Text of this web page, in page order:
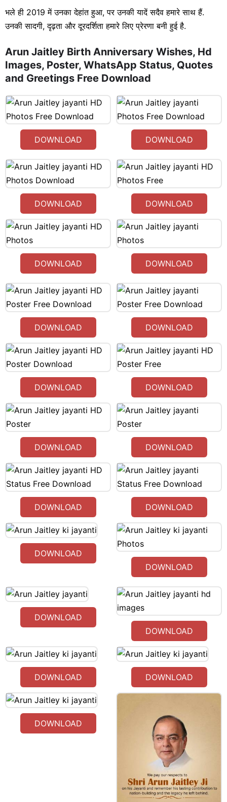
भले ही 2019 में उनका देहांत हुआ, पर उनकी यादें सदैव हमारे साथ हैं.
उनकी सादगी, दृढ़ता और दूरदर्शिता हमारे लिए प्रेरणा बनी हुई है.
Arun Jaitley Birth Anniversary Wishes, Hd
Images, Poster, WhatsApp Status, Quotes
and Greetings Free Download
DOWNLOAD DOWNLOAD
DOWNLOAD DOWNLOAD
DOWNLOAD DOWNLOAD
DOWNLOAD DOWNLOAD
DOWNLOAD DOWNLOAD
DOWNLOAD DOWNLOAD
DOWNLOAD DOWNLOAD
DOWNLOAD
DOWNLOAD
DOWNLOAD
DOWNLOAD
DOWNLOAD DOWNLOAD
DOWNLOAD